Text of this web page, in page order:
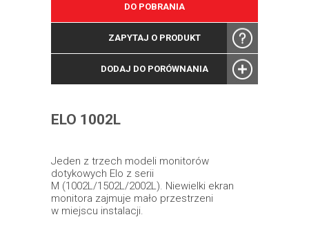
DO POBRANIA
ZAPYTAJ O PRODUKT
DODAJ DO PORÓWNANIA
ELO 1002L
Jeden z trzech modeli monitorów
dotykowych Elo z serii
M (1002L/1502L/2002L). Niewielki ekran
monitora zajmuje mało przestrzeni
w miejscu instalacji.